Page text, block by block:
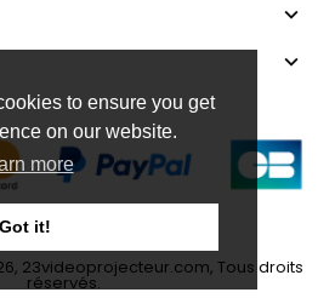
to ensure you get
on our website.
more
Got it!
23videoprojecteur.com, Tous droits
réservés.